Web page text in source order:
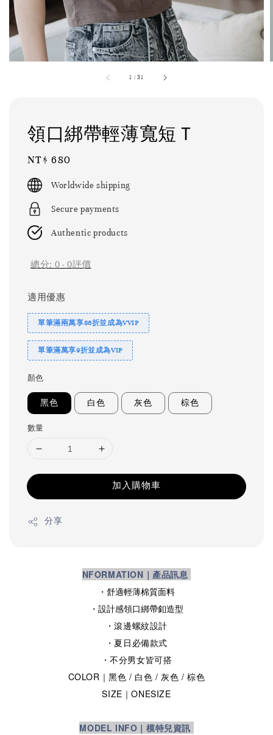
1 /31
領口綁帶輕薄寬短Ｔ
Regular
price
NT$ 680
Worldwide shipping
Secure payments
Authentic products
總分: 0 - 0評價
適用優惠
單筆滿兩萬享86折並成為VVIP
單筆滿萬享9折並成為VIP
顏色
黑色 白色 灰色 棕色
數量
加入購物車
分享
NFORMATION｜產品訊息
・舒適輕薄棉質面料
・設計感領口綁帶釦造型
・滾邊螺紋設計
・夏日必備款式
・不分男女皆可搭
COLOR｜黑色 / 白色 / 灰色 / 棕色
SIZE ｜ONESIZE
MODEL INFO｜模特兒資訊